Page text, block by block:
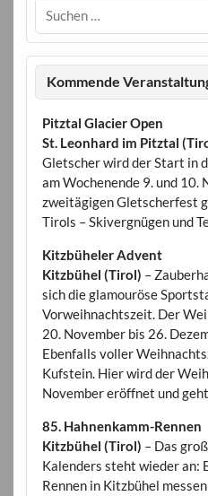
Kommende
Pitztal Glacier Open
St. Leonhard im Pitztal
Gletscher wird der Start in
am Wochenende 9. und 10.
zweitägigen Gletscherfest
Tirols – Skivergnügen und
Kitzbüheler Advent
Kitzbühel (Tirol) –
sich die glamouröse
Vorweihnachtszeit. Der
20. November bis 26.
Ebenfalls voller
Kufstein. Hier wird der
November eröffnet und
85. Hahnenkamm-Rennen
Kitzbühel (Tirol) – Das
Kalenders steht wieder an:
Rennen in Kitzbühel